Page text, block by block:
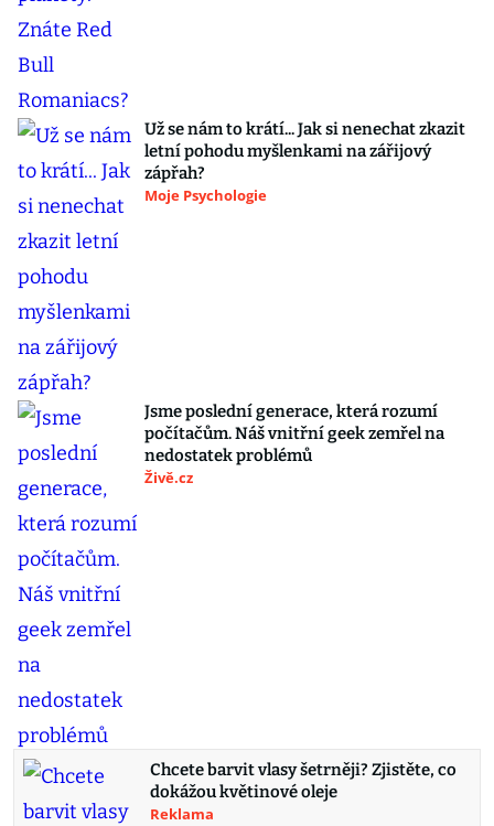
Už se nám to krátí... Jak si nenechat zkazit
letní pohodu myšlenkami na zářijový
zápřah?
Moje Psychologie
Jsme poslední generace, která rozumí
počítačům. Náš vnitřní geek zemřel na
nedostatek problémů
Živě.cz
Chcete barvit vlasy šetrněji? Zjistěte, co
dokážou květinové oleje
Reklama